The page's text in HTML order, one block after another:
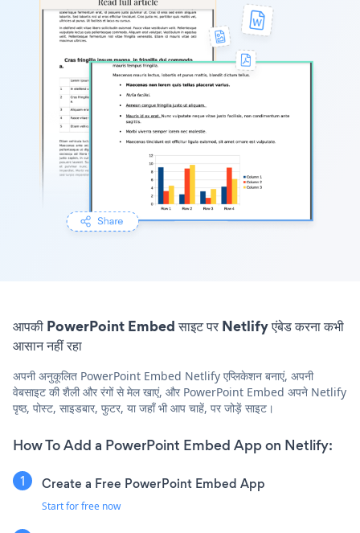
आपकी PowerPoint Embed साइट पर Netlify एंबेड करना कभी
आसान नहीं रहा
अपनी अनुकूलित PowerPoint Embed Netlify एप्लिकेशन बनाएं, अपनी
वेबसाइट की शैली और रंगों से मेल खाएं, और PowerPoint Embed अपने Netlify
पृष्ठ, पोस्ट, साइडबार, फुटर, या जहाँ भी आप चाहें, पर जोड़ें साइट।
How To Add a PowerPoint Embed App on Netlify:
Create a Free PowerPoint Embed App
Start for free now